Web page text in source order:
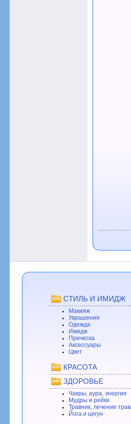
СТИЛЬ И ИМИДЖ
Макияж
Украшения
Одежда
Имидж
Прическа
Аксессуары
Цвет
КРАСОТА
ЗДОРОВЬЕ
Чакры, аура, энергия
Мудры и рейки
Травник, лечение
Йога и цигун